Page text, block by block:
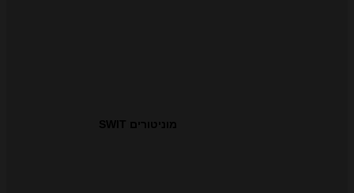
מוניטורים SWIT